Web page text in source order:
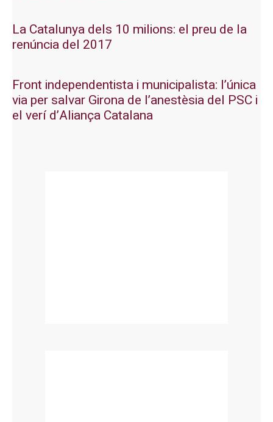
La Catalunya dels 10 milions: el preu de la
renúncia del 2017
Front independentista i municipalista: l’única
via per salvar Girona de l’anestèsia del PSC i
el verí d’Aliança Catalana